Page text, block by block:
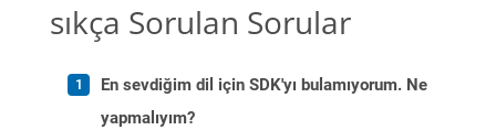
sıkça Sorulan Sorular
En sevdiğim dil için SDK'yı bulamıyorum. Ne
yapmalıyım?